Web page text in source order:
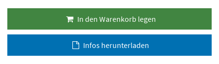
In den Warenkorb legen
Infos herunterladen